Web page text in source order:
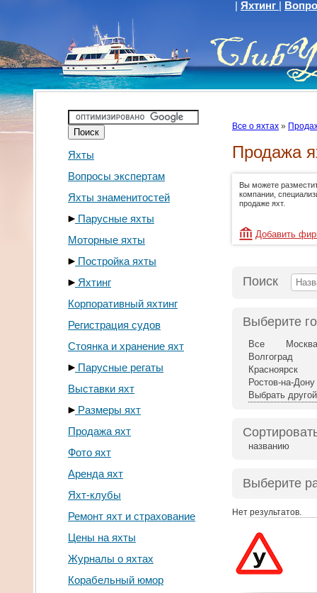
Яхтинг
Яхты
Вопросы экспертам
Яхты знаменитостей
Парусные яхты
Моторные яхты
Постройка яхты
Яхтинг
Корпоративный яхтинг
Регистрация судов
Стоянка и хранение яхт
Парусные регаты
Выставки яхт
Размеры яхт
Продажа яхт
Фото яхт
Аренда яхт
Яхт-клубы
Ремонт яхт и страхование
Цены на яхты
Журналы о яхтах
Корабельный юмор
Все о яхтах »
Продажа
Вы можете
компании,
продаже яхт.
Добавить
Поиск
Выберите
Все
Москва
Волгоград
Красноярск
Ростов-на-Дону
Выбрать
названию
Выберите
Нет результатов.